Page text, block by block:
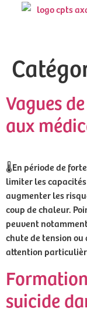
Vagues
aux
🌡️En période de
limiter les
augmenter les
coup de chaleur.
peuvent
chute de tension ou
attention
suicide